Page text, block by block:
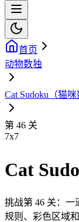
首页
动物数独
Cat Sudoku（猫咪
第 46 关
7x7
Cat
挑战第 46 关：一
规则、彩色区域